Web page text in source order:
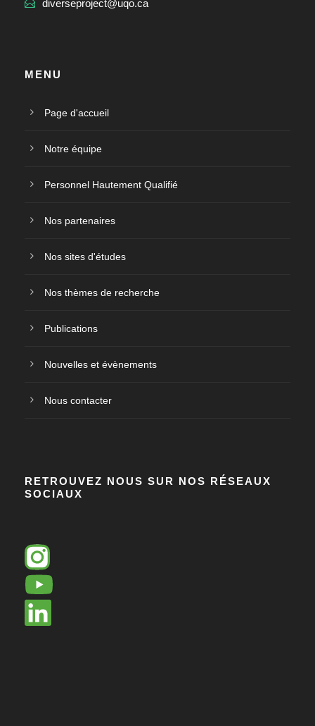
diverseproject@uqo.ca
MENU
Page d'accueil
Notre équipe
Personnel Hautement Qualifié
Nos partenaires
Nos sites d'études
Nos thèmes de recherche
Publications
Nouvelles et évènements
Nous contacter
RETROUVEZ NOUS SUR NOS RÉSEAUX
SOCIAUX